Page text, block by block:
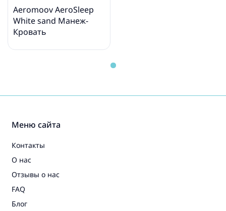
Aeromoov AeroSleep
White sand Манеж-
Кровать
Меню сайта
Контакты
О нас
Отзывы о нас
FAQ
Блог